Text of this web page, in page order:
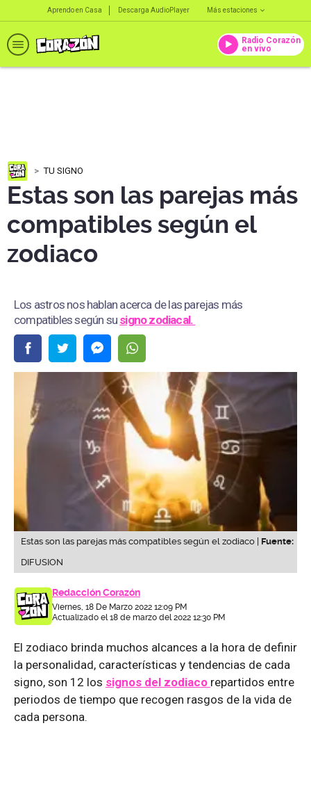
Aprendo en Casa Descarga AudioPlayer Más estaciones
Radio Corazón
en vivo
TU SIGNO
Estas son las parejas más
compatibles según el
zodiaco
Los astros nos hablan acerca de las parejas más
compatibles según su signo zodiacal.
Estas son las parejas más compatibles según el zodiaco | Fuente:
DIFUSION
Redacción Corazón
Viernes, 18 De Marzo 2022 12:09 PM
Actualizado el 18 de marzo del 2022 12:30 PM
El zodiaco brinda muchos alcances a la hora de definir
la personalidad, características y tendencias de cada
signo, son 12 los signos del zodiaco repartidos entre
periodos de tiempo que recogen rasgos de la vida de
cada persona.